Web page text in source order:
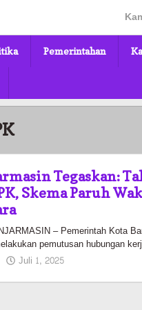
Pemerintahan
Tegaskan:
Skema Paruh
– Pemerintah Kota
pemutusan hubungan
Juli 1, 2025